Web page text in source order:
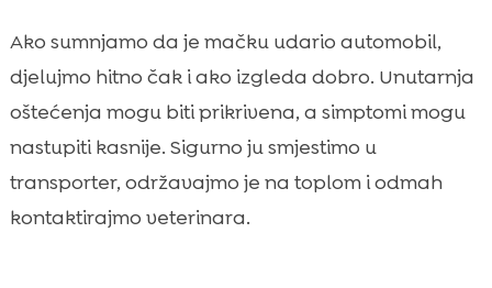
Ako sumnjamo da je mačku udario automobil,
djelujmo hitno čak i ako izgleda dobro. Unutarnja
oštećenja mogu biti prikrivena, a simptomi mogu
nastupiti kasnije. Sigurno ju smjestimo u
transporter, održavajmo je na toplom i odmah
kontaktirajmo veterinara.